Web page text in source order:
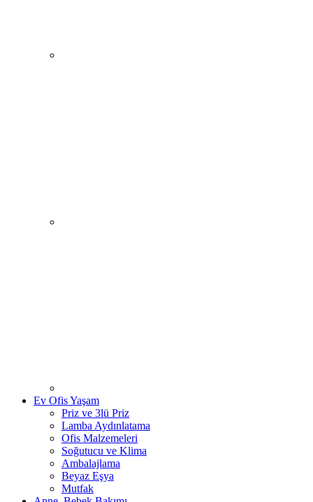
Ev Ofis Yaşam
Priz ve 3lü Priz
Lamba Aydınlatama
Ofis Malzemeleri
Soğutucu ve Klima
Ambalajlama
Beyaz Eşya
Mutfak